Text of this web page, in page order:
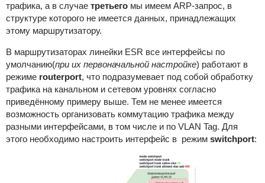
трафика, а в случае третьегомы имеем ARP-запрос, в
структуре которого не имеется данных, принадлежащих
этому маршрутизатору.
В маршрутизаторах линейки ESR все интерфейсы по
умолчанию(при их первоначальной настройке) работают в
режиме routerport, что подразумевает под собой обработку
трафика на канальном и сетевом уровнях согласно
приведённому примеру выше. Тем не менее имеется
возможность организовать коммутацию трафика между
разными интерфейсами, в том числе и по VLAN Tag. Для
этого необходимо настроить интерфейс в режим switchport: